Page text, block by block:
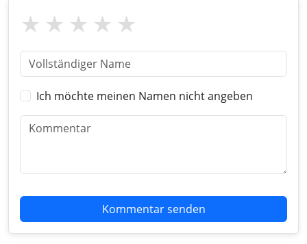
Ich möchte meinen Namen nicht angeben
Kommentar senden